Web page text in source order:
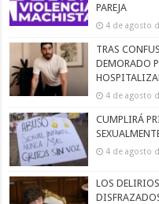
PAREJA
4 de agosto
TRAS
DEMORADO
4 de agosto
CUMPLIRÁ
4 de agosto
LOS